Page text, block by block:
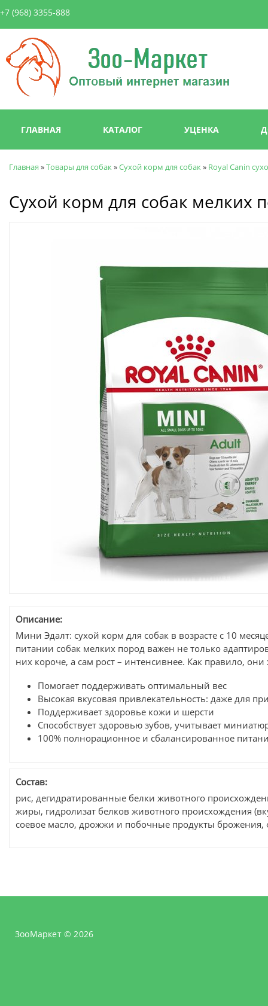
+7 (968) 3355-888
Зоо-
Маркет
Главное меню
ГЛАВНАЯ КАТАЛОГ УЦЕНКА
Главная »Товары для собак»Сухой корм для собак» Royal Canin
Сухой корм для собак мелких
Описание:
Мини Эдалт: сухой корм для собак в возрасте c 10
питании собак мелких пород важен не только
них короче, а сам рост – интенсивнее. Как правило,
Помогает поддерживать оптимальный вес
Высокая вкусовая привлекательность: даже для
Поддерживает здоровье кожи и шерсти
Способствует здоровью зубов, учитывает
100% полнорационное и сбалансированное
Состав:
рис, дегидратированные белки животного
жиры, гидролизат белков животного происхождения
соевое масло, дрожжи и побочные продукты брожения,
ЗооМаркет © 2026